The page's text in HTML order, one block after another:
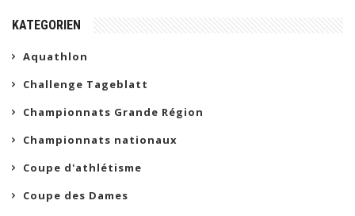
KATEGORIEN
Aquathlon
Challenge Tageblatt
Championnats Grande Région
Championnats nationaux
Coupe d'athlétisme
Coupe des Dames